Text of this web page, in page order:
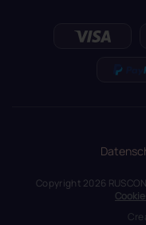
Copyright 2026